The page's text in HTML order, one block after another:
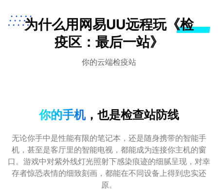
为什么用网易UU远程玩《检
疫区：最后一站》
你的云端检疫站
你的手机 ，也是检查站防线
无论你手中是性能有限的笔记本，还是随身携带的智能手
机，甚至是客厅里的智能电视，都能成为连接你主机的窗
口。游戏中对紫外线灯光照射下感染痕迹的细腻呈现，对幸
存者惊恐表情的细致刻画，都能在不同设备上得到忠实还
原。